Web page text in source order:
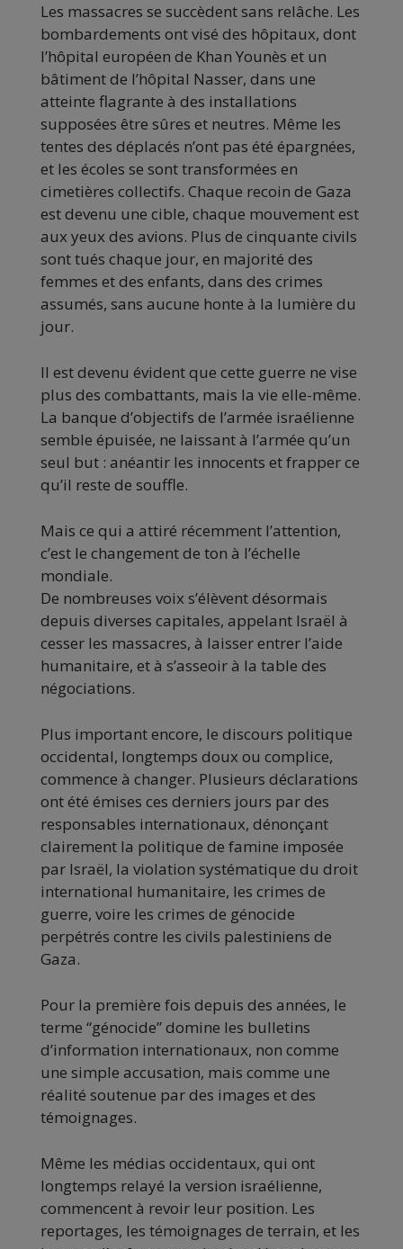
Les massacres se succèdent sans relâche. Les
bombardements ont visé des hôpitaux, dont
l’hôpital européen de Khan Younès et un
bâtiment de l’hôpital Nasser, dans une
atteinte flagrante à des installations
supposées être sûres et neutres. Même les
tentes des déplacés n’ont pas été épargnées,
et les écoles se sont transformées en
cimetières collectifs. Chaque recoin de Gaza
est devenu une cible, chaque mouvement est
aux yeux des avions. Plus de cinquante civils
sont tués chaque jour, en majorité des
femmes et des enfants, dans des crimes
assumés, sans aucune honte à la lumière du
jour.
Il est devenu évident que cette guerre ne vise
plus des combattants, mais la vie elle-même.
La banque d’objectifs de l’armée israélienne
semble épuisée, ne laissant à l’armée qu’un
seul but : anéantir les innocents et frapper ce
qu’il reste de souffle.
Mais ce qui a attiré récemment l’attention,
c’est le changement de ton à l’échelle
mondiale.
De nombreuses voix s’élèvent désormais
depuis diverses capitales, appelant Israël à
cesser les massacres, à laisser entrer l’aide
humanitaire, et à s’asseoir à la table des
négociations.
Plus important encore, le discours politique
occidental, longtemps doux ou complice,
commence à changer. Plusieurs déclarations
ont été émises ces derniers jours par des
responsables internationaux, dénonçant
clairement la politique de famine imposée
par Israël, la violation systématique du droit
international humanitaire, les crimes de
guerre, voire les crimes de génocide
perpétrés contre les civils palestiniens de
Gaza.
Pour la première fois depuis des années, le
terme “génocide” domine les bulletins
d’information internationaux, non comme
une simple accusation, mais comme une
réalité soutenue par des images et des
témoignages.
Même les médias occidentaux, qui ont
longtemps relayé la version israélienne,
commencent à revoir leur position. Les
reportages, les témoignages de terrain, et les